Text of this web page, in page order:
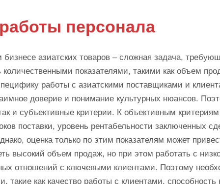
персонала
азиатских товаров – сложная задача,
показателями, такими как объем
работы с азиатскими поставщиками и
доверие и понимание культурных нюансов.
и субъективные критерии. К объективным
поставки, уровень рентабельности заключенных
оценка только по этим показателям может
высокий объем продаж, но при этом работать с
отношений с ключевыми клиентами. Поэтому
как качество работы с клиентами, способность